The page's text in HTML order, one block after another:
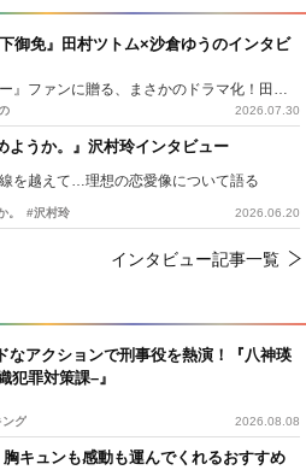
なアクションで刑事役を熱演！『八神瑛
犯罪対策課–』
グ 2026.08.08
キュンも感動も運んでくれるおすすめ
御免』田村ツトム×沙倉ゆうのインタビ
『侍タイムスリッパー』ファンに贈る、まさかのドラマ化！田村ツトム×沙倉ゆうのが語る『心配無用ノ介』撮影秘話
2026.07.30
ようか。』沢村玲インタビュー
を越えて…理想の恋愛像について語る
。 #沢村玲 2026.06.20
インタビュー記事一覧